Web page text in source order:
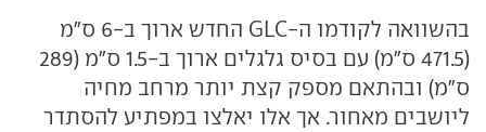
בהשוואה לקודמו ה-GLC החדש ארוך ב-6 ס"מ
(471.5 ס"מ) עם בסיס גלגלים ארוך ב-1.5 ס"מ (289
ס"מ) ובהתאם מספק קצת יותר מרחב מחיה
ליושבים מאחור. אך אלו יאלצו במפתיע להסתדר